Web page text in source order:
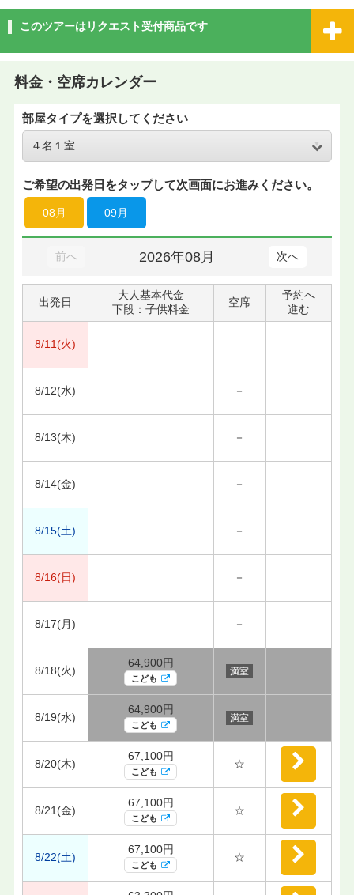
このツアーはリクエスト受付商品です
料金・空席カレンダー
部屋タイプを選択してください
ご希望の出発日をタップして次画面にお進みください。
08月 09月
前へ 2026年08月 次へ
出発日
大人基本代金
下段：子供料金
空席
予約へ
進む
8/11(火)
8/12(水) －
8/13(木) －
8/14(金) －
8/15(土) －
8/16(日) －
8/17(月) －
8/18(火)
64,900円
こども
満室
8/19(水)
64,900円
こども
満室
8/20(木)
67,100円
こども
☆
8/21(金)
67,100円
こども
☆
8/22(土)
67,100円
こども
☆